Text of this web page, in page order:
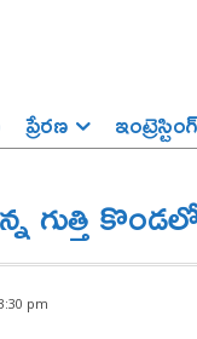
ప్రేర‌ణ‌ ఇంట్రెస్టింగ్‌
గుత్తి
pm